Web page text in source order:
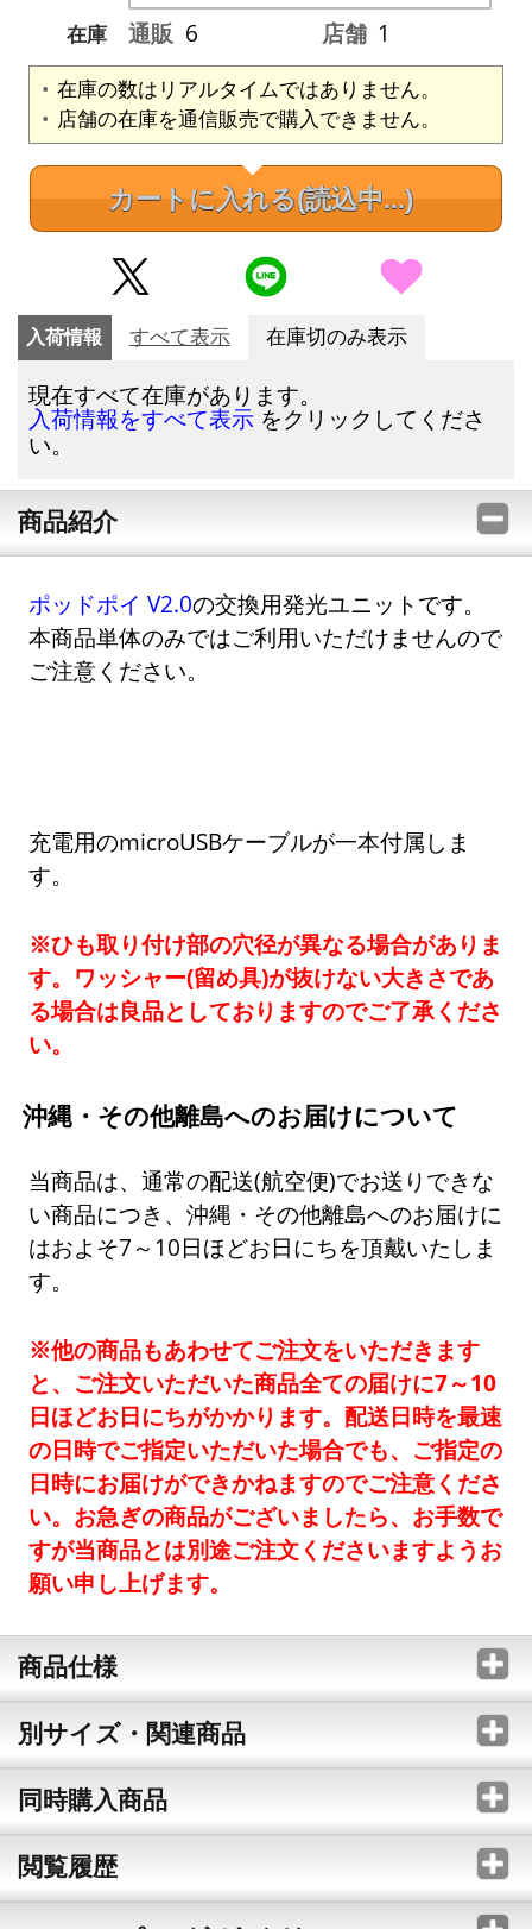
在庫
通販 6 店舗 1
在庫の数はリアルタイムではありません。
店舗の在庫を通信販売で購入できません。
カートに入れる(読込中...)
入荷情報 すべて表示 在庫切のみ表示
現在すべて在庫があります。
入荷情報をすべて表示 をクリックしてくださ
い。
商品紹介
ポッドポイ V2.0の交換用発光ユニットです。
本商品単体のみではご利用いただけませんので
ご注意ください。
充電用のmicroUSBケーブルが一本付属しま
す。
※ひも取り付け部の穴径が異なる場合がありま
す。ワッシャー(留め具)が抜けない大きさであ
る場合は良品としておりますのでご了承くださ
い。
沖縄・その他離島へのお届けについて
当商品は、通常の配送(航空便)でお送りできな
い商品につき、沖縄・その他離島へのお届けに
はおよそ7～10日ほどお日にちを頂戴いたしま
す。
※他の商品もあわせてご注文をいただきます
と、ご注文いただいた商品全ての届けに7～10
日ほどお日にちがかかります。配送日時を最速
の日時でご指定いただいた場合でも、ご指定の
日時にお届けができかねますのでご注意くださ
い。お急ぎの商品がございましたら、お手数で
すが当商品とは別途ご注文くださいますようお
願い申し上げます。
商品仕様
別サイズ・関連商品
同時購入商品
閲覧履歴